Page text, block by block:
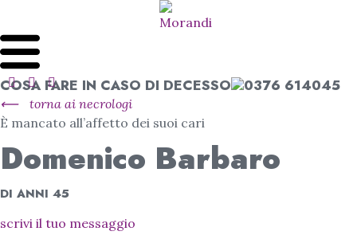
COSA FARE IN CASO DI DECESSO 0376 614045
⟵
torna ai necrologi
È mancato all’affetto dei suoi cari
Domenico Barbaro
DI ANNI 45
scrivi il tuo messaggio